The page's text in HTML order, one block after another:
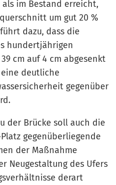
im Bestand erreicht,
um gut 20 %
dazu, dass die
hundertjährigen
cm auf 4 cm abgesenkt
deutliche
gegenüber
der Brücke soll auch die
gegenüberliegende
der Maßnahme
Neugestaltung des Ufers
derart